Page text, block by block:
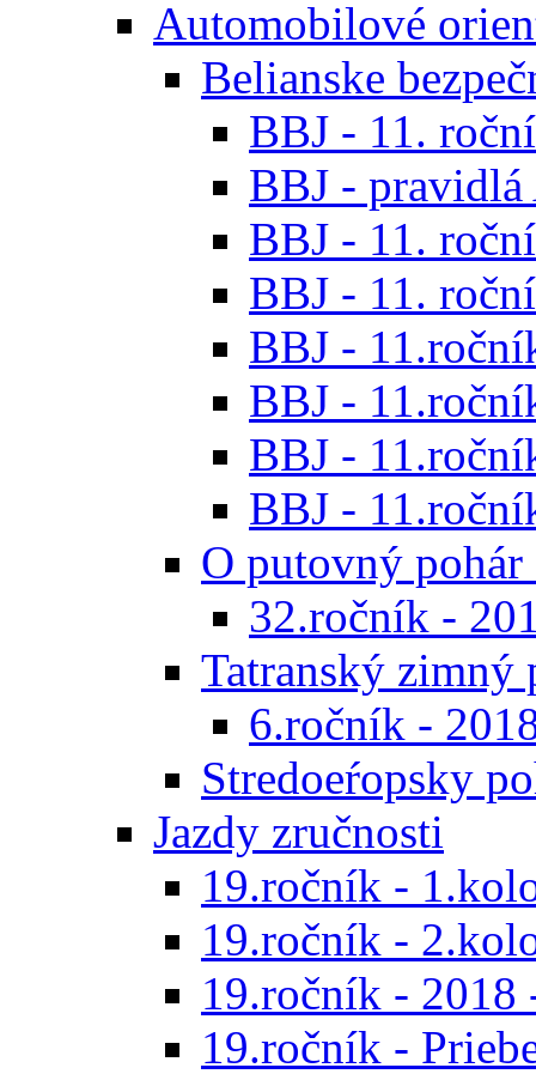
Automobilové
Belianske
BBJ - 11.
BBJ - pravidlá
BBJ - 11.
BBJ - 11.
BBJ -
BBJ -
BBJ -
BBJ -
O putovný
32.ročník -
Tatranský zimný
6.ročník -
Stredoeŕopsky
Jazdy zručnosti
19.ročník -
19.ročník -
19.ročník - 2018
19.ročník -